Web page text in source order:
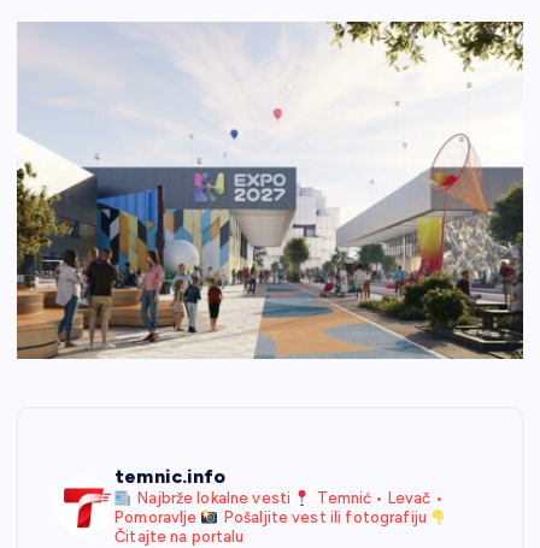
temnic.info
Najbrže lokalne vesti
Temnić • Levač •
Pomoravlje
Pošaljite vest ili fotografiju
Čitajte na portalu